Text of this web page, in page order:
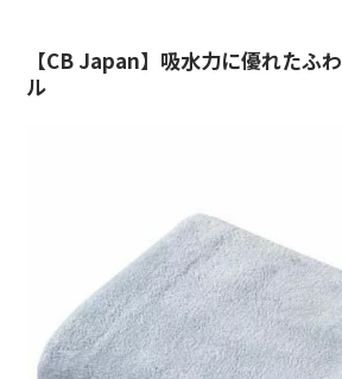
【CB Japan】吸水力に優れたふ
ル